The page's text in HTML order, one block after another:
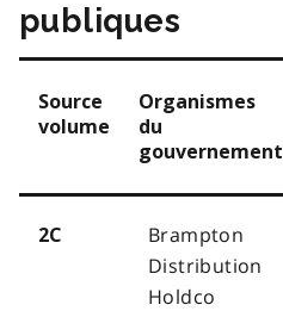
publiques
Source
volume
Organismes
du
gouvernement
2C
Brampton
Distribution
Holdco